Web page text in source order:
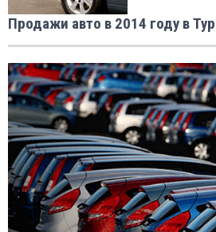
Продажи авто в 2014 году в